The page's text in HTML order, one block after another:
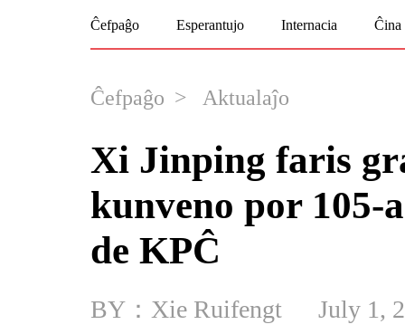
Ĉefpaĝo > Aktualaĵo
Xi Jinping faris
kunveno por 105-
de KPĈ
BY：Xie Ruifengt July 1,